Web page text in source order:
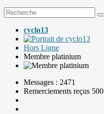
cyclo13
Hors Ligne
Membre platinium
Messages : 2471
Remerciements reçus 500